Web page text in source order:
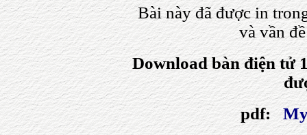
Bài này đã được in
và vần
Download bàn điện tử
pdf: